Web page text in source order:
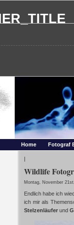
Home Fotograf
|
Wildlife
Montag, November
Endlich habe ich
ich mir als
Stelzenläufer und